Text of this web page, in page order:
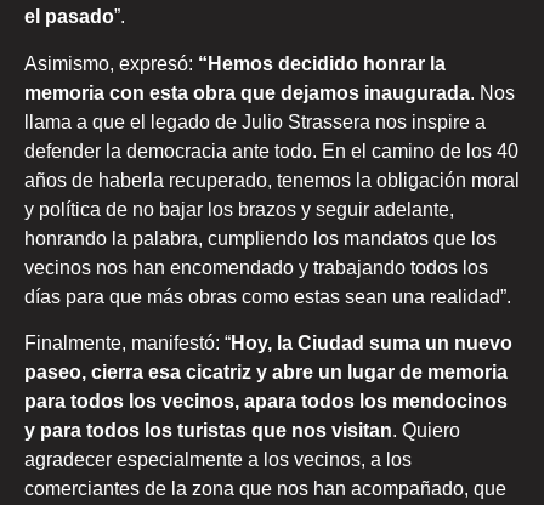
el pasado”.
Asimismo, expresó: “Hemos decidido honrar la
memoria con esta obra que dejamos inaugurada. Nos
llama a que el legado de Julio Strassera nos inspire a
defender la democracia ante todo. En el camino de los 40
años de haberla recuperado, tenemos la obligación moral
y política de no bajar los brazos y seguir adelante,
honrando la palabra, cumpliendo los mandatos que los
vecinos nos han encomendado y trabajando todos los
días para que más obras como estas sean una realidad”.
Finalmente, manifestó: “Hoy, la Ciudad suma un nuevo
paseo, cierra esa cicatriz y abre un lugar de memoria
para todos los vecinos, apara todos los mendocinos
y para todos los turistas que nos visitan. Quiero
agradecer especialmente a los vecinos, a los
comerciantes de la zona que nos han acompañado, que